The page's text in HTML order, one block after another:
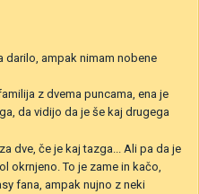
darilo, ampak nimam nobene
z dvema puncama, ena je
da vidijo da je še kaj drugega
dve, če je kaj tazga... Ali pa da je
okrnjeno. To je zame in kačo,
fana, ampak nujno z neki